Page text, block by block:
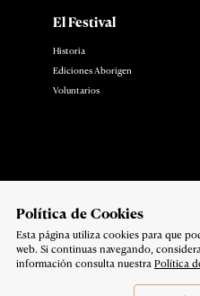
Polí­tica de Cookies
Esta página utiliza cookies para que
web. Si continuas navegando,
información consulta nuestra Política
El Festival
Historia
Ediciones Aborigen
Voluntarios
Política de privacidad
Copyright 2026